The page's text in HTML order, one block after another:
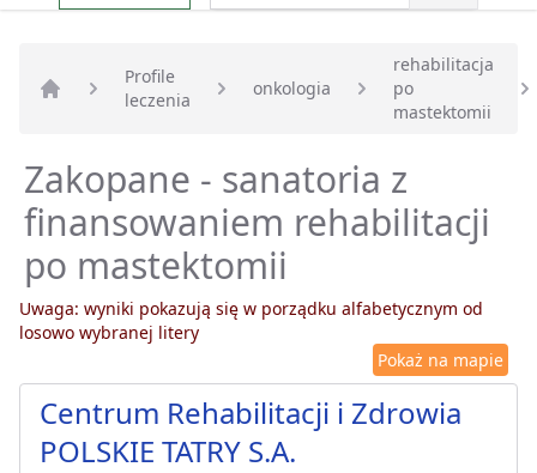
Strona główna
Profile
leczenia
onkologia
rehabilitacja
po
mastektomii
Zakopane - sanatoria z
finansowaniem rehabilitacji
po mastektomii
Uwaga: wyniki pokazują się w porządku alfabetycznym od
losowo wybranej litery
Pokaż na mapie
Centrum Rehabilitacji i Zdrowia
POLSKIE TATRY S.A.